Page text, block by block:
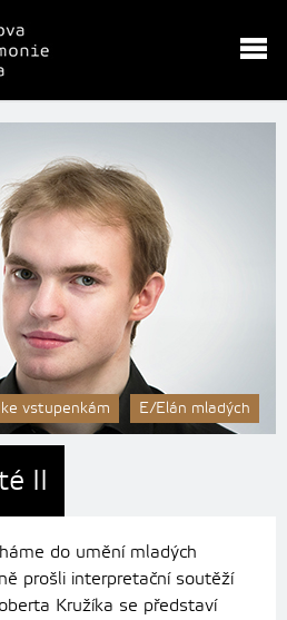
vstupenkám E/Elán mladých
II
do umění mladých
prošli interpretační soutěží
Kružíka se představí